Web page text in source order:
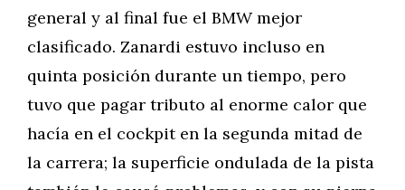
general y al final fue el BMW mejor
clasificado. Zanardi estuvo incluso en
quinta posición durante un tiempo, pero
tuvo que pagar tributo al enorme calor que
hacía en el cockpit en la segunda mitad de
la carrera; la superficie ondulada de la pista